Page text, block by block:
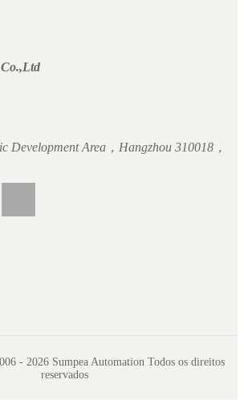
Development Area，Hangzhou 310018，
- 2026 Sumpea Automation Todos os direitos
reservados